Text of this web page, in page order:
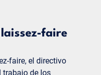
soluciones
los procesos de
faire
faire, el directivo
trabajo de los